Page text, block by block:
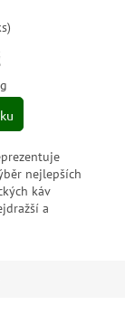
)
nejlepších
káv
a